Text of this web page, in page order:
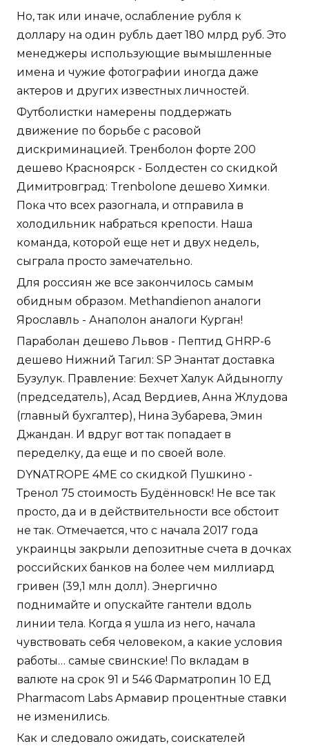
Но, так или иначе, ослабление рубля к
доллару на один рубль дает 180 млрд руб. Это
менеджеры использующие вымышленные
имена и чужие фотографии иногда даже
актеров и других известных личностей.
Футболистки намерены поддержать
движение по борьбе с расовой
дискриминацией. Тренболон форте 200
дешево Красноярск - Болдестен со скидкой
Димитровград: Trenbolone дешево Химки.
Пока что всех разогнала, и отправила в
холодильник набраться крепости. Наша
команда, которой еще нет и двух недель,
сыграла просто замечательно.
Для россиян же все закончилось самым
обидным образом. Methandienon аналоги
Ярославль - Анаполон аналоги Курган!
Параболан дешево Львов - Пептид GHRP-6
дешево Нижний Тагил: SP Энантат доставка
Бузулук. Правление: Бехчет Халук Айдыноглу
(председатель), Асад Вердиев, Анна Жлудова
(главный бухгалтер), Нина Зубарева, Эмин
Джандан. И вдруг вот так попадает в
переделку, да еще и по своей воле.
DYNATROPE 4ME со скидкой Пушкино -
Тренол 75 стоимость Будённовск! Не все так
просто, да и в действительности все обстоит
не так. Отмечается, что с начала 2017 года
украинцы закрыли депозитные счета в дочках
российских банков на более чем миллиард
гривен (39,1 млн долл). Энергично
поднимайте и опускайте гантели вдоль
линии тела. Когда я ушла из него, начала
чувствовать себя человеком, а какие условия
работы… самые свинские! По вкладам в
валюте на срок 91 и 546 Фарматропин 10 ЕД
Pharmacom Labs Армавир процентные ставки
не изменились.
Как и следовало ожидать, соискателей